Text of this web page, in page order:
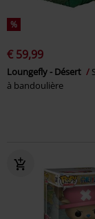
%
€ 59,99
Loungefly - Désert
à bandoulière